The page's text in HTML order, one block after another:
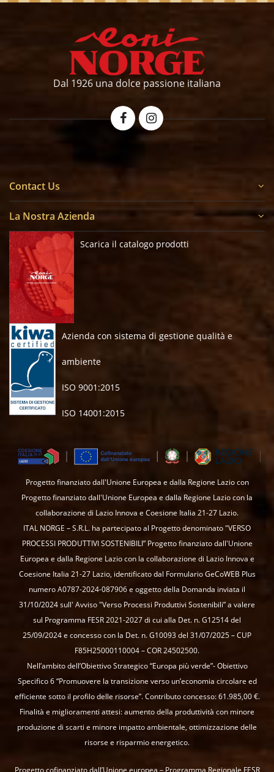
Dal 1926 una dolce passione italiana
Contact Us
La Nostra Azienda
Scarica il catalogo prodotti
Azienda con sistema di gestione qualità e
ambiente
ISO 9001:2015
ISO 14001:2015
Progetto finanziato dall'Unione Europea e dalla Regione Lazio con
Progetto finanziato dall'Unione Europea e dalla Regione Lazio con la
collaborazione di Lazio Innova e Coesione Italia 21-27 Lazio.
ITAL NORGE – S.R.L. ha partecipato al Progetto denominato "VERSO
PROCESSI PRODUTTIVI SOSTENIBILI” Progetto finanziato dall'Unione
Europea e dalla Regione Lazio con la collaborazione di Lazio Innova e
Coesione Italia 21-27 Lazio, identificato dal Formulario GeCoWEB Plus
numero A0787-2024-087906 e oggetto della Domanda inviata il
31/10/2024 sull' Avviso "Verso Processi Produttivi Sostenibili” a valere
sul Programma FESR 2021-2027 di cui alla Det. n. G12514 del
25/09/2024 e concesso con la Det. n. G10093 del 31/07/2025 – CUP
F85H25000110004 – COR 24502500.
Nell’ambito dell’Obiettivo Strategico “Europa più verde”- Obiettivo
Specifico 6 “Promuovere la transizione verso un’economia circolare ed
efficiente sotto il profilo delle risorse”. Contributo concesso: 61.985,00 €.
Finalità e miglioramenti attesi: aumento della produttività con minore
produzione di scarti e minore impatto ambientale, ottimizzazione delle
risorse e risparmio energetico.
Progetto cofinanziato dall’Unione europea – Programma Regionale FESR